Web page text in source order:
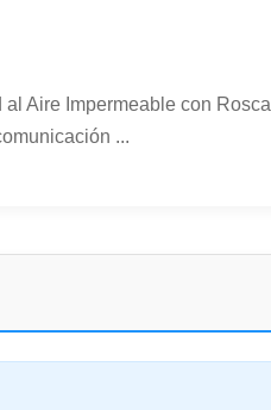
Aire Impermeable con Rosca
...